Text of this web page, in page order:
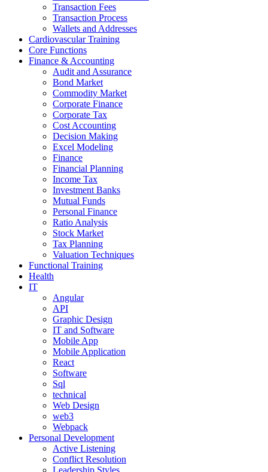
Transaction Fees
Transaction Process
Wallets and Addresses
Cardiovascular Training
Core Functions
Finance & Accounting
Audit and Assurance
Bond Market
Commodity Market
Corporate Finance
Corporate Tax
Cost Accounting
Decision Making
Excel Modeling
Finance
Financial Planning
Income Tax
Investment Banks
Mutual Funds
Personal Finance
Ratio Analysis
Stock Market
Tax Planning
Valuation Techniques
Functional Training
Health
IT
Angular
API
Graphic Design
IT and Software
Mobile App
Mobile Application
React
Software
Sql
technical
Web Design
web3
Webpack
Personal Development
Active Listening
Conflict Resolution
Leadership Styles